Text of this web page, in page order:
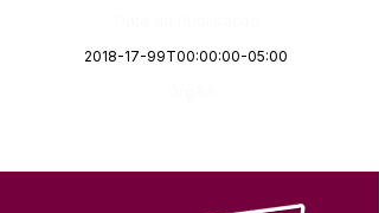
2018-17-99T00:00:00-05:00